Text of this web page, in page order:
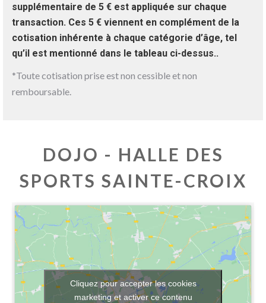
supplémentaire de 5 € est appliquée sur chaque
transaction. Ces 5 € viennent en complément de la
cotisation inhérente à chaque catégorie d’âge, tel
qu’il est mentionné dans le tableau ci-dessus..
*Toute cotisation prise est non cessible et non
remboursable.
DOJO - HALLE DES
SPORTS SAINTE-CROIX
Cliquez pour accepter les cookies
marketing et activer ce contenu